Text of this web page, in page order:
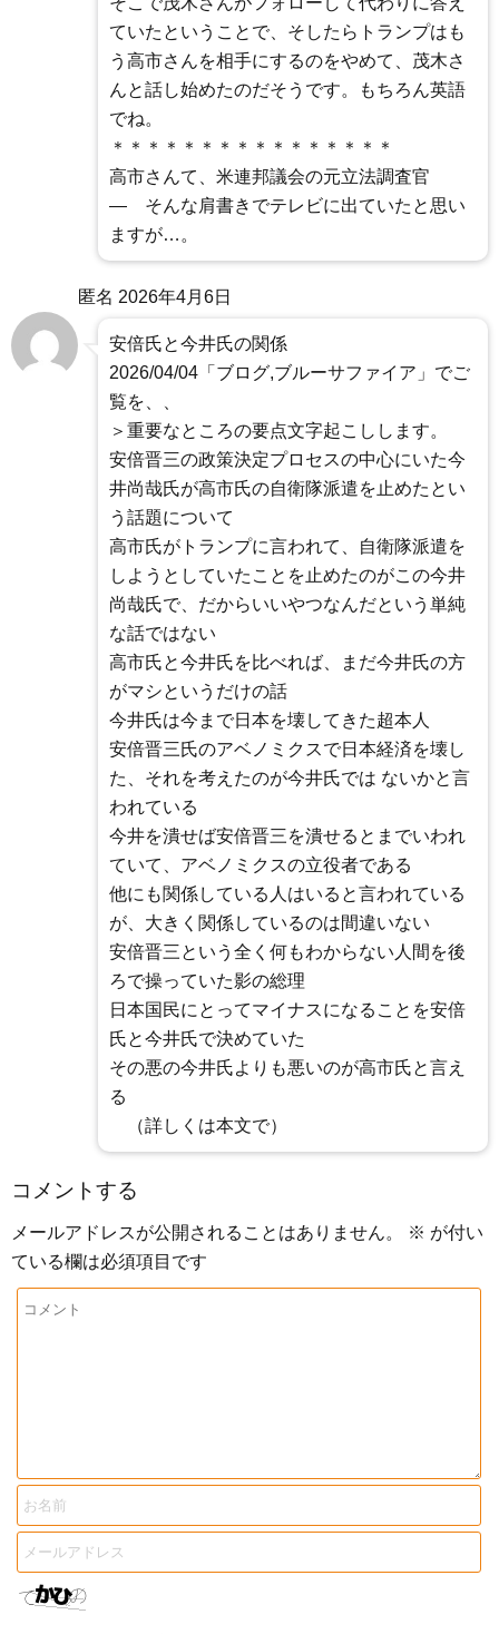
ていたということで、そしたらトランプはも
う高市さんを相手にするのをやめて、茂木さ
んと話し始めたのだそうです。もちろん英語
でね。
＊＊＊＊＊＊＊＊＊＊＊＊＊＊＊＊
高市さんて、米連邦議会の元立法調査官
― そんな肩書きでテレビに出ていたと思い
ますが…。
匿名 2026年4月6日
安倍氏と今井氏の関係
2026/04/04「ブログ,ブルーサファイア」でご
覧を、、
＞重要なところの要点文字起こしします。
安倍晋三の政策決定プロセスの中心にいた今
井尚哉氏が高市氏の自衛隊派遣を止めたとい
う話題について
高市氏がトランプに言われて、自衛隊派遣を
しようとしていたことを止めたのがこの今井
尚哉氏で、だからいいやつなんだという単純
な話ではない
高市氏と今井氏を比べれば、まだ今井氏の方
がマシというだけの話
今井氏は今まで日本を壊してきた超本人
安倍晋三氏のアベノミクスで日本経済を壊し
た、それを考えたのが今井氏では ないかと言
われている
今井を潰せば安倍晋三を潰せるとまでいわれ
ていて、アベノミクスの立役者である
他にも関係している人はいると言われている
が、大きく関係しているのは間違いない
安倍晋三という全く何もわからない人間を後
ろで操っていた影の総理
日本国民にとってマイナスになることを安倍
氏と今井氏で決めていた
その悪の今井氏よりも悪いのが高市氏と言え
る
（詳しくは本文で）
コメントする
メールアドレスが公開されることはありません。 ※ が付い
ている欄は必須項目です